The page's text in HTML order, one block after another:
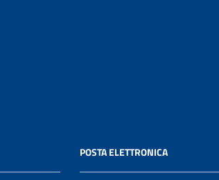
POSTA ELETTRONICA